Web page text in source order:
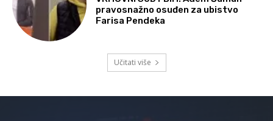
pravosnažno osuđen za ubistvo
Farisa Pendeka
Učitati više